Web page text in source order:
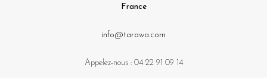
France
info@tarawa.com
Appelez-nous : 04 22 91 09 14